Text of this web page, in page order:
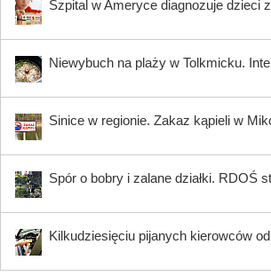
Szpital w Ameryce diagnozuje dzieci
Niewybuch na plaży w Tolkmicku.
Sinice w regionie. Zakaz kąpieli w
Spór o bobry i zalane działki. RDOŚ
Kilkudziesięciu pijanych kierowców